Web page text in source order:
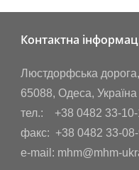
Контактна
Люстдорфська
65088, Одеса, Україна
тел.: +38 0482 33-10-
факс: +38 0482 33-
e-mail: mhm@mhm-